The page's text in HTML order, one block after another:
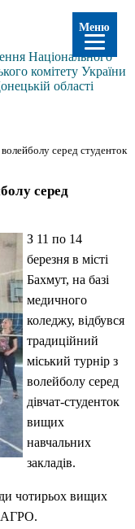
Національного
комітету України
області
серед студенток
серед
З 11 по 14
березня в місті
Бахмут, на базі
медичного
коледжу, відбувся
традиційний
міський турнір з
волейболу серед
дівчат-студенток
вищих
навчальних
закладів.
чотирьох вищих
АГРО.
Меню